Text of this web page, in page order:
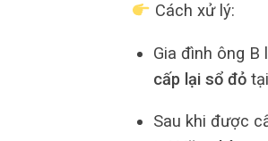
Cách xử lý:
Gia đình ông B
cấp lại sổ đỏtại
Sau khi được